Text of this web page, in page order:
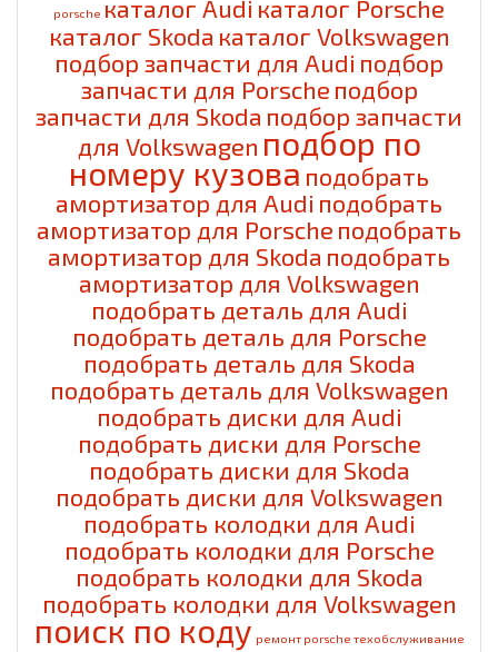
porsche каталог Audi каталог Porsche
каталог Skoda каталог Volkswagen
подбор запчасти для Audi подбор
запчасти для Porsche подбор
запчасти для Skoda подбор запчасти
для Volkswagen подбор по
номеру кузова подобрать
амортизатор для Audi подобрать
амортизатор для Porsche подобрать
амортизатор для Skoda подобрать
амортизатор для Volkswagen
подобрать деталь для Audi
подобрать деталь для Porsche
подобрать деталь для Skoda
подобрать деталь для Volkswagen
подобрать диски для Audi
подобрать диски для Porsche
подобрать диски для Skoda
подобрать диски для Volkswagen
подобрать колодки для Audi
подобрать колодки для Porsche
подобрать колодки для Skoda
подобрать колодки для Volkswagen
поиск по коду ремонт porsche техобслуживание